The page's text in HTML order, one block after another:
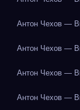
Антон Чехов —
Антон Чехов —
Антон Чехов —
Антон Чехов —